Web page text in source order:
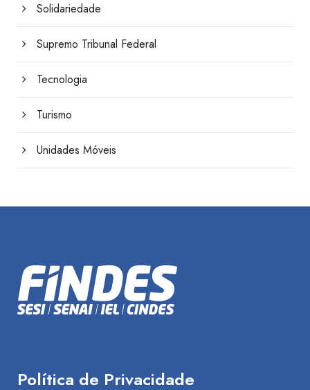
Solidariedade
Supremo Tribunal Federal
Tecnologia
Turismo
Unidades Móveis
Política de Privacidade